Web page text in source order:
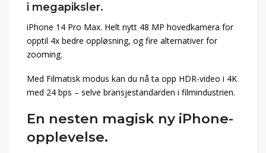
i megapiksler.
iPhone 14 Pro Max. Helt nytt 48 MP hovedkamera for
opptil 4x bedre oppløsning, og fire alternativer for
zooming.
Med Filmatisk modus kan du nå ta opp HDR-video i 4K
med 24 bps – selve bransjestandarden i filmindustrien.
En nesten magisk ny iPhone-
opplevelse.